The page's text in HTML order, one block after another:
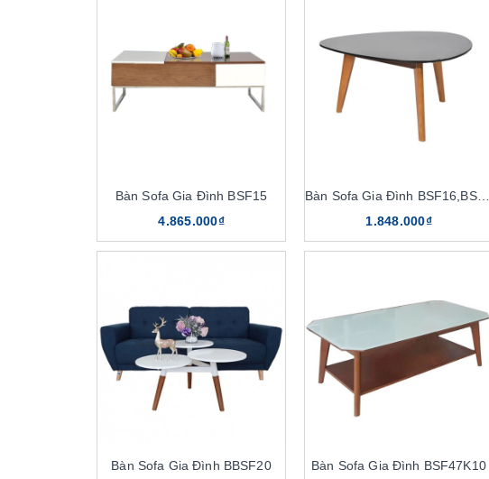
Bàn Sofa Gia Đình BSF15
4.865.000₫
Bàn Sofa Gia Đình BSF16,BSF16,K8
1.848.000₫
Bàn Sofa Gia Đình BBSF20
Bàn Sofa Gia Đình BSF47K10